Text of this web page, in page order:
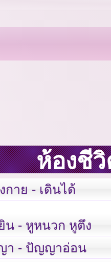
ห้องชี
กาย - เดินได้
น - หูหนวก หูตึง
า - ปัญญาอ่อน